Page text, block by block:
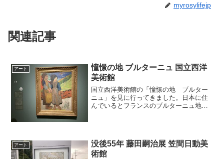
myrosylifejp
関連記事
アート
憧憬の地 ブルターニュ 国立西洋
美術館
国立西洋美術館の「憧憬の地 ブルター
ニュ」を見に行ってきました。日本に住
んでいるとフランスのブルターニュ地方
はパリから1時間半ぐらい...
アート
没後55年 藤田嗣治展 笠間日動美
術館